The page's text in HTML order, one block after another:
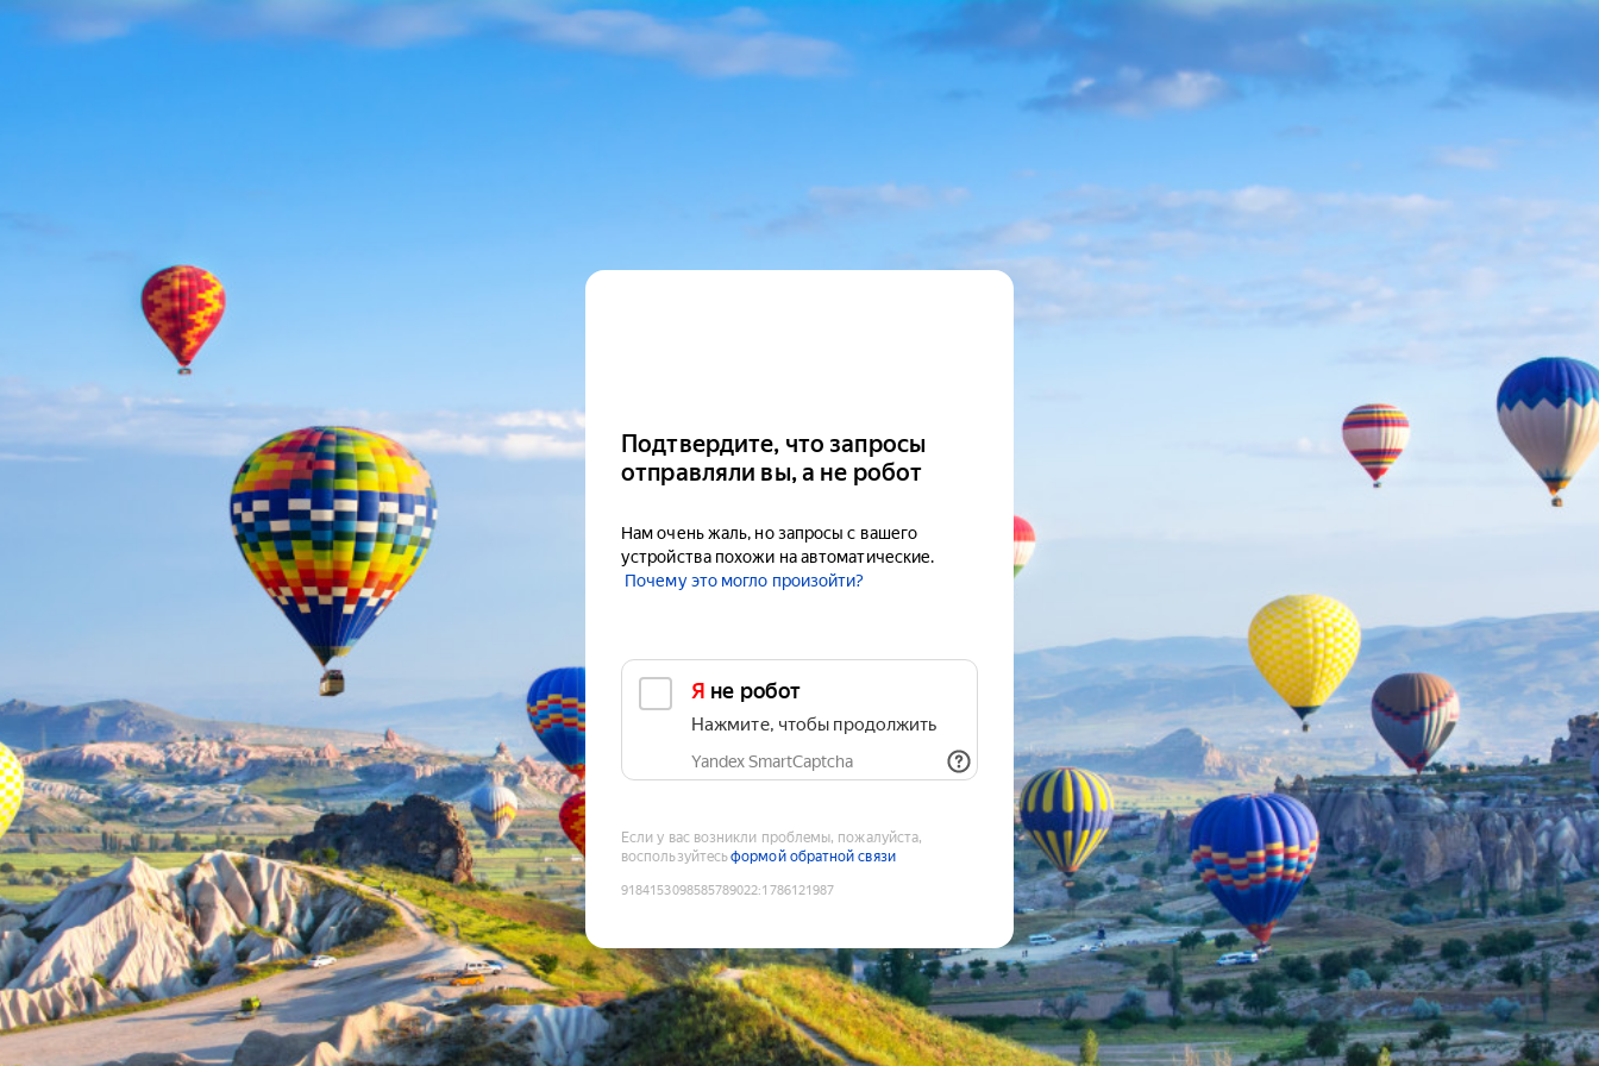
Подтвердите, что запросы
отправляли вы, а не робот
Нам очень жаль, но запросы с вашего
устройства похожи на автоматические.
Почему это могло произойти?
Я не робот
Нажмите, чтобы продолжить
Yandex SmartCaptcha
Если у вас возникли проблемы, пожалуйста,
воспользуйтесьформой обратной связи
9184153098585789022:1786121987